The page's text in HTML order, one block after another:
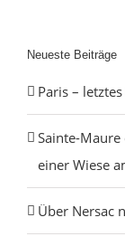
Neueste Beiträge
Paris –
Sainte-Maure
einer Wiese
Über Nersac